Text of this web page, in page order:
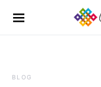
BLOG